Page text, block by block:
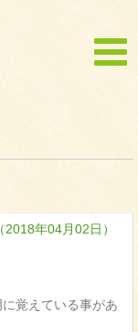
（2018年04月02日）
覚えている事があ